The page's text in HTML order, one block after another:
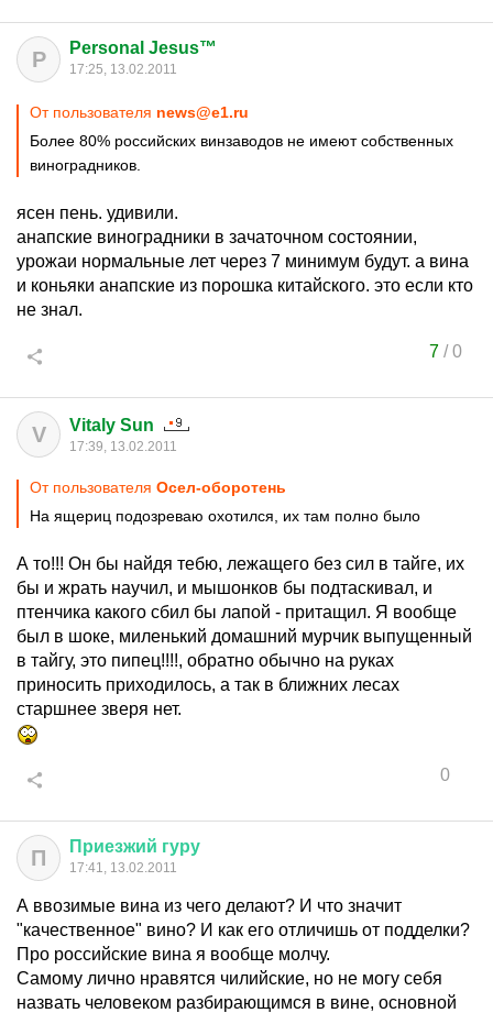
P Personal Jesus™
17:25, 13.02.2011
От пользователя news@e1.ru
Более 80% российских винзаводов не имеют собственных
виноградников.
ясен пень. удивили.
анапские виноградники в зачаточном состоянии,
урожаи нормальные лет через 7 минимум будут. а вина
и коньяки анапские из порошка китайского. это если кто
не знал.
7/0
V Vitaly Sun
17:39, 13.02.2011
От пользователя Осел-оборотень
На ящериц подозреваю охотился, их там полно было
А то!!! Он бы найдя тебю, лежащего без сил в тайге, их
бы и жрать научил, и мышонков бы подтаскивал, и
птенчика какого сбил бы лапой - притащил. Я вообще
был в шоке, миленький домашний мурчик выпущенный
в тайгу, это пипец!!!!, обратно обычно на руках
приносить приходилось, а так в ближних лесах
старшнее зверя нет.
0
П Приезжий гуру
17:41, 13.02.2011
А ввозимые вина из чего делают? И что значит
"качественное" вино? И как его отличишь от подделки?
Про российские вина я вообще молчу.
Самому лично нравятся чилийские, но не могу себя
назвать человеком разбирающимся в вине, основной